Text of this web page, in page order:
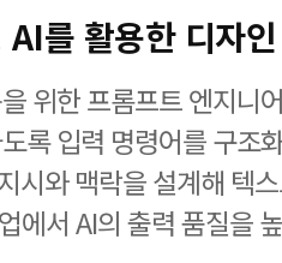
AI를 활용한 디자
위한 프롬프트 엔지니
록 입력 명령어를 구조
시와 맥락을 설계해 텍
에서 AI의 출력 품질을